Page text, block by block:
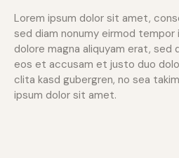
Lorem ipsum dolor sit amet,
sed diam nonumy eirmod
dolore magna aliquyam erat, sed
eos et accusam et justo duo
clita kasd gubergren, no sea
ipsum dolor sit amet.